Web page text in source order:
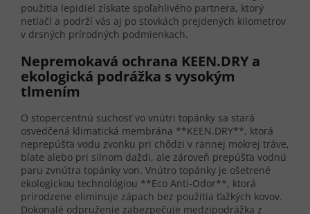
použitia lepidiel získate spoľahlivého partnera, ktorý
netlačí a podrží vás aj po stovkách prejdených kilometrov
v drsných prírodných podmienkach.
Nepremokavá ochrana KEEN.DRY a
ekologická podrážka s vysokým
tlmením
O stopercentnú suchosť vo vnútri topánky sa stará
osvedčená klimatická membrána **KEEN.DRY**, ktorá
neprepúšťa vodu zvonku pri chôdzi v rannej mokrej tráve,
blate alebo pri silnom daždi, ale zároveň prepúšťa vodnú
paru zvnútra topánky von. Vnútro topánky je ošetrené
ekologickou technológiou **Eco Anti-Odor**, ktorá
prirodzene eliminuje zápach bez použitia ťažkých kovov.
Dokonalé odpruženie zabezpečuje medzipodrážka z